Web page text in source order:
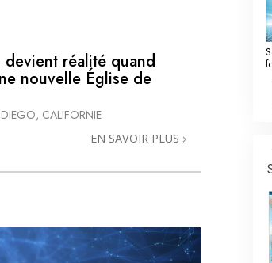
La
réalité quand
nouvelle Église de
CALIFORNIE
EN SAVOIR PLUS